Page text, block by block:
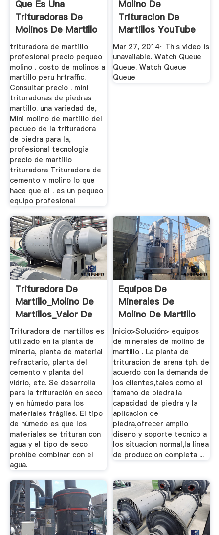
Que Es Una
Trituradoras De
Molinos De Martillo
trituradora de martillo
profesional precio pequeo
molino . costo de molinos a
martillo peru hrtraffic.
Consultar precio . mini
trituradoras de piedras
martillo. una variedad de,
Mini molino de martillo del
pequeo de la trituradora
de piedra para la,
profesional tecnologia
precio de martillo
trituradora Trituradora de
cemento y molino lo que
hace que el . es un pequeo
equipo profesional
Molino De
Trituracion De
Martillos YouTube
Mar 27, 2014· This video is
unavailable. Watch Queue
Queue. Watch Queue
Queue
Trituradora De
Martillo_Molino De
Martillos_Valor De
...
Trituradora de martillos es
utilizado en la planta de
minería, planta de material
refractario, planta del
cemento y planta del
vidrio, etc. Se desarrolla
para la trituración en seco
y en húmedo para los
materiales frágiles. El tipo
de húmedo es que los
materiales se trituran con
agua y el tipo de seco
prohibe combinar con el
agua.
Equipos De
Minerales De
Molino De Martillo
Solución ...
Inicio>Solución> equipos
de minerales de molino de
martillo . La planta de
trituracion de arena tph. de
acuerdo con la demanda de
los clientes,tales como el
tamano de piedra,la
capacidad de piedra y la
aplicacion de
piedra,ofrecer amplio
diseno y soporte tecnico a
los situacion normal,la linea
de produccion completa ...